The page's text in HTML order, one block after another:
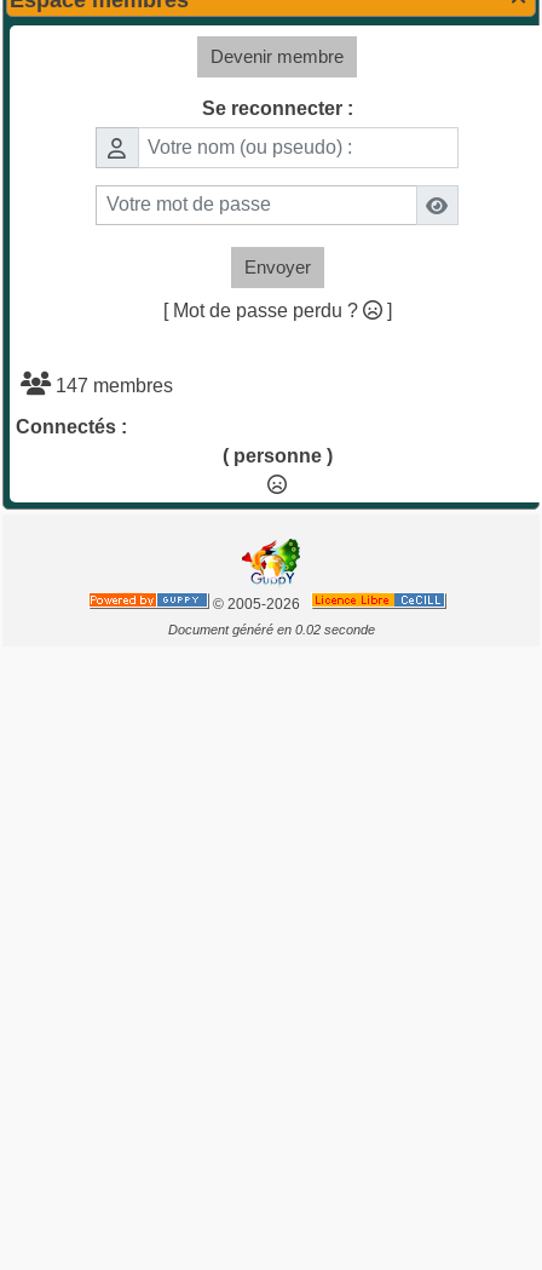
Devenir membre
Se reconnecter :
Envoyer
[ Mot de passe perdu ? ]
147 membres
Connectés :
( personne )
© 2005-2026
Document généré en 0.02 seconde